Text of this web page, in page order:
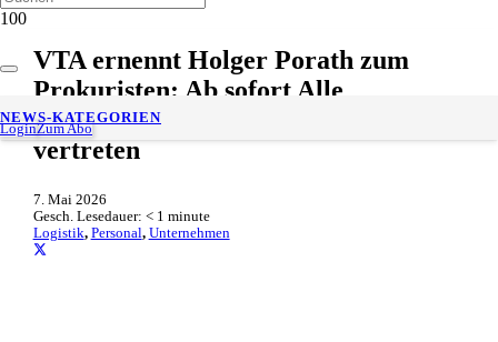
LoginZum Abo
NEWS-KATEGORIEN
VTA ernennt Holger Porath zum
Prokuristen: Ab sofort Alle
Kernbereiche auf Führungsebene
vertreten
7. Mai 2026
Gesch. Lesedauer: < 1 minute
Logistik, Personal, Unternehmen